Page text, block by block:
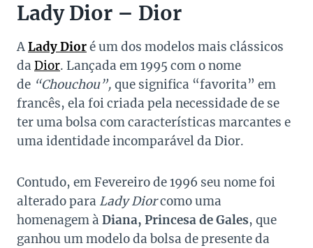
Lady Dior – Dior
ALady Dioré um dos modelos mais clássicos
da Dior. Lançada em 1995 com o nome
de “Chouchou”, que significa “favorita” em
francês, ela foi criada pela necessidade de se
ter uma bolsa com características marcantes e
uma identidade incomparável da Dior.
Contudo, em Fevereiro de 1996 seu nome foi
alterado para Lady Diorcomo uma
homenagem à Diana, Princesa de Gales, que
ganhou um modelo da bolsa de presente da